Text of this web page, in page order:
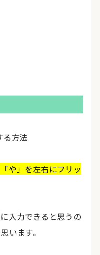
る方法
や」を左右にフリッ
入力できると思うの
います。